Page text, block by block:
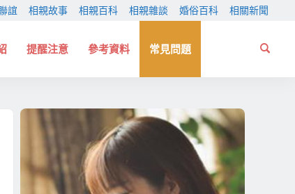
誼 相親故事 相親百科 相親雜談 婚俗百科 相關新聞
提醒注意 參考資料 常見問題